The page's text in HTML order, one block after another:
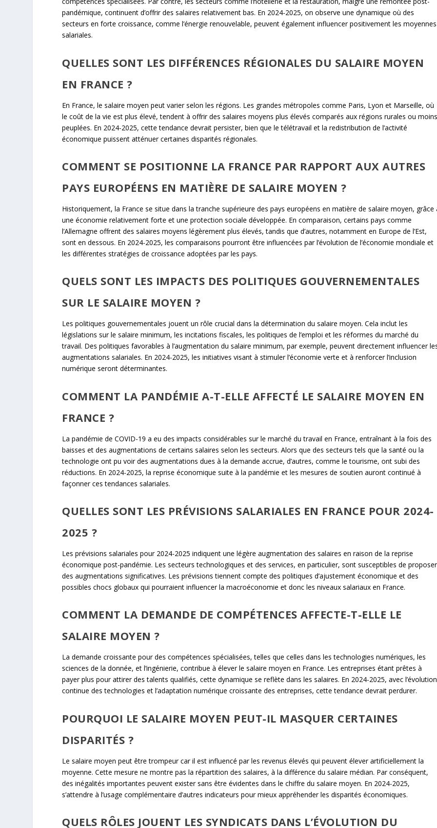
pandémique, continuent d’offrir des salaires relativement bas. En 2024-2025, on observe une dynamique où des
secteurs en forte croissance, comme l’énergie renouvelable, peuvent également influencer positivement les moyennes
salariales.
QUELLES SONT LES DIFFÉRENCES RÉGIONALES DU SALAIRE MOYEN
EN FRANCE ?
En France, le salaire moyen peut varier selon les régions. Les grandes métropoles comme Paris, Lyon et Marseille, où
le coût de la vie est plus élevé, tendent à offrir des salaires moyens plus élevés comparés aux régions rurales ou
peuplées. En 2024-2025, cette tendance devrait persister, bien que le télétravail et la redistribution de l’activité
économique puissent atténuer certaines disparités régionales.
COMMENT SE POSITIONNE LA FRANCE PAR RAPPORT AUX AUTRES
PAYS EUROPÉENS EN MATIÈRE DE SALAIRE MOYEN ?
Historiquement, la France se situe dans la tranche supérieure des pays européens en matière de salaire moyen, grâce
une économie relativement forte et une protection sociale développée. En comparaison, certains pays comme
l’Allemagne offrent des salaires moyens légèrement plus élevés, tandis que d’autres, notamment en Europe de l’Est,
sont en dessous. En 2024-2025, les comparaisons pourront être influencées par l’évolution de l’économie mondiale et
les différentes stratégies de croissance adoptées par les pays.
QUELS SONT LES IMPACTS DES POLITIQUES GOUVERNEMENTALES
SUR LE SALAIRE MOYEN ?
Les politiques gouvernementales jouent un rôle crucial dans la détermination du salaire moyen. Cela inclut les
législations sur le salaire minimum, les incitations fiscales, les politiques de l’emploi et les réformes du marché du
travail. Des politiques favorables à l’augmentation du salaire minimum, par exemple, peuvent directement influencer
augmentations salariales. En 2024-2025, les initiatives visant à stimuler l’économie verte et à renforcer l’inclusion
numérique seront déterminantes.
COMMENT LA PANDÉMIE A-T-ELLE AFFECTÉ LE SALAIRE MOYEN EN
FRANCE ?
La pandémie de COVID-19 a eu des impacts considérables sur le marché du travail en France, entraînant à la fois des
baisses et des augmentations de certains salaires selon les secteurs. Alors que des secteurs tels que la santé ou la
technologie ont pu voir des augmentations dues à la demande accrue, d’autres, comme le tourisme, ont subi des
réductions. En 2024-2025, la reprise économique suite à la pandémie et les mesures de soutien auront continué à
façonner ces tendances salariales.
QUELLES SONT LES PRÉVISIONS SALARIALES EN FRANCE POUR 2024-
2025 ?
Les prévisions salariales pour 2024-2025 indiquent une légère augmentation des salaires en raison de la reprise
économique post-pandémie. Les secteurs technologiques et des services, en particulier, sont susceptibles de proposer
des augmentations significatives. Les prévisions tiennent compte des politiques d’ajustement économique et des
possibles chocs globaux qui pourraient influencer la macroéconomie et donc les niveaux salariaux en France.
COMMENT LA DEMANDE DE COMPÉTENCES AFFECTE-T-ELLE LE
SALAIRE MOYEN ?
La demande croissante pour des compétences spécialisées, telles que celles dans les technologies numériques, les
sciences de la donnée, et l’ingénierie, contribue à élever le salaire moyen en France. Les entreprises étant prêtes à
payer plus pour attirer des talents qualifiés, cette dynamique se reflète dans les salaires. En 2024-2025, avec l’évolution
continue des technologies et l’adaptation numérique croissante des entreprises, cette tendance devrait perdurer.
POURQUOI LE SALAIRE MOYEN PEUT-IL MASQUER CERTAINES
DISPARITÉS ?
Le salaire moyen peut être trompeur car il est influencé par les revenus élevés qui peuvent élever artificiellement la
moyenne. Cette mesure ne montre pas la répartition des salaires, à la différence du salaire médian. Par conséquent,
des inégalités importantes peuvent exister sans être évidentes dans le chiffre du salaire moyen. En 2024-2025,
s’attendre à l’usage complémentaire d’autres indicateurs pour mieux appréhender les disparités économiques.
QUELS RÔLES JOUENT LES SYNDICATS DANS L’ÉVOLUTION DU